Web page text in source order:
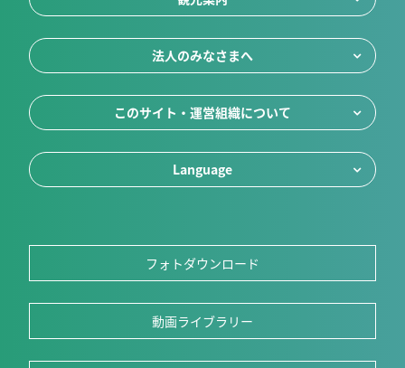
法人のみなさまへ
このサイト・運営組織について
Language
フォトダウンロード
動画ライブラリー